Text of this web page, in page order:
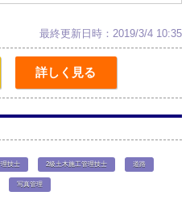
最終更新日時：2019/3/4 10:35
詳しく見る
技士 2級土木施工管理技士 道路
写真管理